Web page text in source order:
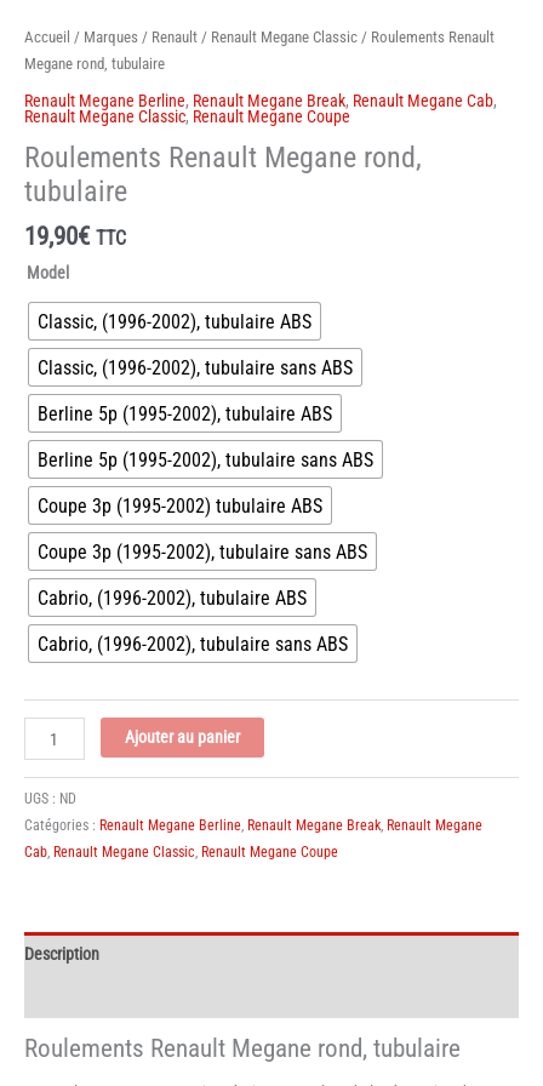
Accueil / Marques / Renault / Renault Megane Classic / Roulements Renault
Megane rond, tubulaire
Renault Megane Berline, Renault Megane Break, Renault Megane Cab,
Renault Megane Classic, Renault Megane Coupe
Roulements Renault Megane rond,
tubulaire
19,90€ TTC
Model
Classic, (1996-2002), tubulaire ABS
Classic, (1996-2002), tubulaire sans ABS
Berline 5p (1995-2002), tubulaire ABS
Berline 5p (1995-2002), tubulaire sans ABS
Coupe 3p (1995-2002) tubulaire ABS
Coupe 3p (1995-2002), tubulaire sans ABS
Cabrio, (1996-2002), tubulaire ABS
Cabrio, (1996-2002), tubulaire sans ABS
quantité
de
Roulements
Renault
Megane
rond,
Ajouter au panier
UGS : ND
Catégories : Renault Megane Berline, Renault Megane Break, Renault Megane
Cab, Renault Megane Classic, Renault Megane Coupe
Description
Roulements Renault Megane rond, tubulaire